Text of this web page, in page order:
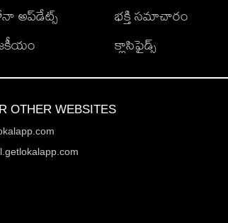
అప్‌డేట్స్
భక్తి సమాచారం
క్లాసిఫైడ్స్
OTHER WEBSITES